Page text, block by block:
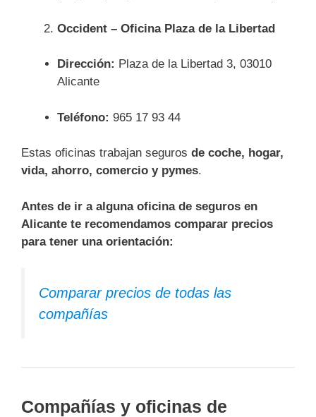
Occident – Oficina Plaza de la Libertad
Dirección: Plaza de la Libertad 3, 03010
Alicante
Teléfono: 965 17 93 44
Estas oficinas trabajan seguros de coche, hogar,
vida, ahorro, comercio y pymes.
Antes de ir a alguna oficina de seguros en
Alicante te recomendamos comparar precios
para tener una orientación:
Comparar precios de todas las
compañías
Compañías y oficinas de